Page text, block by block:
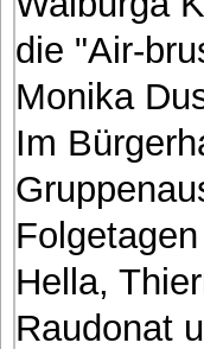
die "Air-
Monika
Im
Hella,
Raudonat